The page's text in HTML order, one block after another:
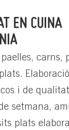
EN CUINA
carns,
i de
setmana,
plats